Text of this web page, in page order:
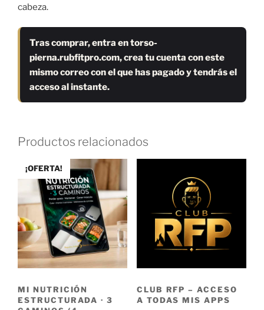
cabeza.
Tras comprar, entra en torso-
pierna.rubfitpro.com, crea tu cuenta con este
mismo correo con el que has pagado y tendrás el
acceso al instante.
Productos relacionados
¡OFERTA!
MI NUTRICIÓN
ESTRUCTURADA · 3
CLUB RFP – ACCESO
A TODAS MIS APPS